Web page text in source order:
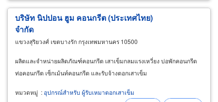
บริษัท นิปปอน ฮูม คอนกรีต (ประเทศไทย)
จำกัด
แขวงสุริยวงศ์ เขตบางรัก กรุงเทพมหานคร 10500
ผลิตและจำหน่ายผลิตภัณฑ์คอนกรีต เสาเข็มกลมแรงเหวี่ยง บ่อพักคอนกรีต
ท่อคอนกรีต เซ็กเม้นท์คอนกรีต และรับจ้างตอกเสาเข็ม
หมวดหมู่ : อุปกรณ์สำหรับ ผู้รับเหมาตอกเสาเข็ม